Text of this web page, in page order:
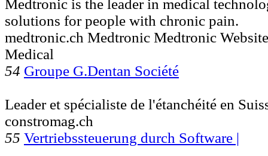
Medtronic is the leader in medical
solutions for people with chronic pain.
medtronic.ch Medtronic Medtronic
Medical
54 Groupe G.Dentan Société
Leader et spécialiste de l'étanchéité en
constromag.ch
55 Vertriebssteuerung durch Software |